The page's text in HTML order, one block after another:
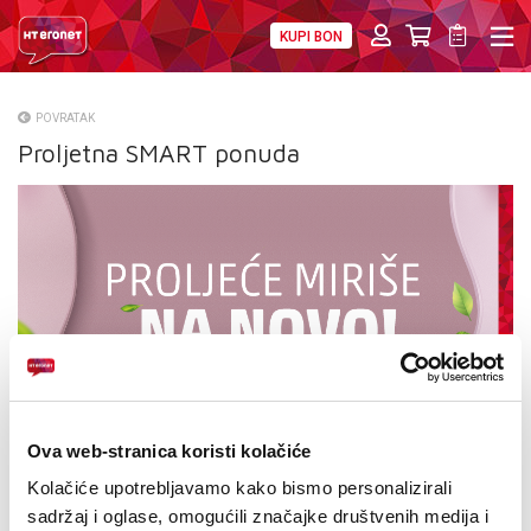
Ova web-stranica koristi kolačiće
Kolačiće upotrebljavamo kako bismo personalizirali
sadržaj i oglase, omogućili značajke društvenih medija i
KUPI BON
O NAMA
PRESS
NATJEČAJI
VELEPRODAJA
KONTAKTI
E-RAČUN
POVRATAK
Proljetna SMART ponuda